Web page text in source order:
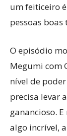
um feiticeiro
pessoas
O episódio
Megumi com
nível de
precisa levar
ganancioso.
algo incrível,